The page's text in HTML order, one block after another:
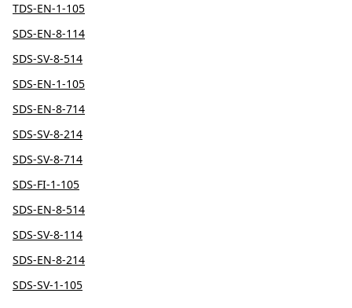
TDS-EN-1-105
SDS-EN-8-114
SDS-SV-8-514
SDS-EN-1-105
SDS-EN-8-714
SDS-SV-8-214
SDS-SV-8-714
SDS-FI-1-105
SDS-EN-8-514
SDS-SV-8-114
SDS-EN-8-214
SDS-SV-1-105